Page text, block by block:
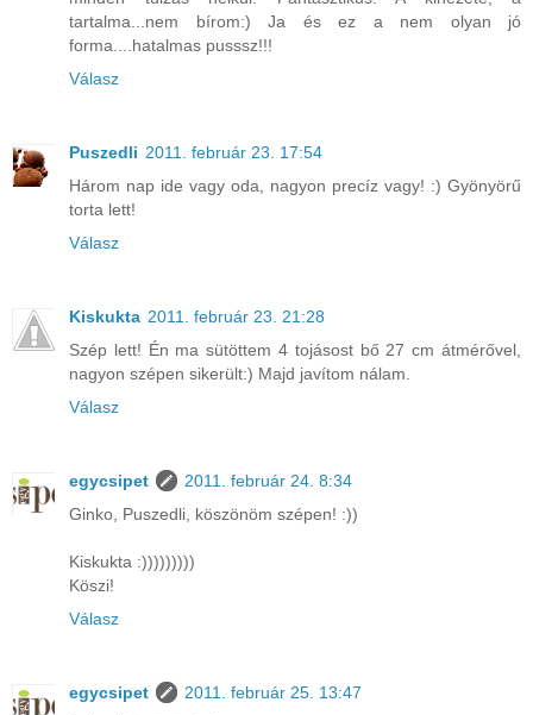
tartalma...nem bírom:) Ja és ez a nem olyan jó
forma....hatalmas pusssz!!!
Válasz
Puszedli 2011. február 23. 17:54
Három nap ide vagy oda, nagyon precíz vagy! :) Gyönyörű
torta lett!
Válasz
Kiskukta 2011. február 23. 21:28
Szép lett! Én ma sütöttem 4 tojásost bő 27 cm átmérővel,
nagyon szépen sikerült:) Majd javítom nálam.
Válasz
egycsipet
2011. február 24. 8:34
Ginko, Puszedli, köszönöm szépen! :))
Kiskukta :)))))))))
Köszi!
Válasz
egycsipet
2011. február 25. 13:47